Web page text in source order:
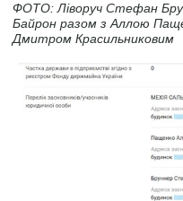
ФОТО: Ліворуч Стефан
Байрон разом з Аллою
Дмитром Красильниковим